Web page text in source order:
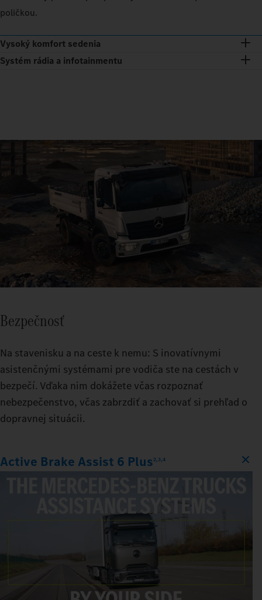
poličkou.
Vysoký komfort sedenia
Systém rádia a infotainmentu
Bezpečnosť
Na stavenisku a na ceste k nemu: S inovatívnymi
asistenčnými systémami pre vodiča ste na cestách v
bezpečí. Vďaka nim dokážete včas rozpoznať
nebezpečenstvo, včas zabrzdiť a zachovať si prehľad o
dopravnej situácii.
Active Brake Assist 6 Plus2,3,4